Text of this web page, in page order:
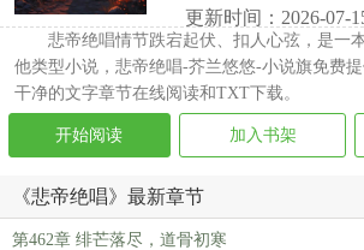
更新时间：2026-07-
悲帝绝唱情节跌宕起伏、扣人心弦，是一
他类型小说，悲帝绝唱-芥兰悠悠-小说旗免费
干净的文字章节在线阅读和TXT下载。
开始阅读 加入书架
《悲帝绝唱》最新章节
第462章 绯芒落尽，道骨初寒